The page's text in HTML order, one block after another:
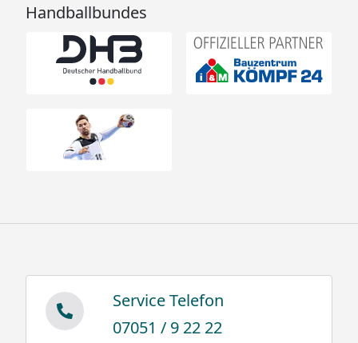
Handballbundes
Service Telefon
07051 / 9 22 22